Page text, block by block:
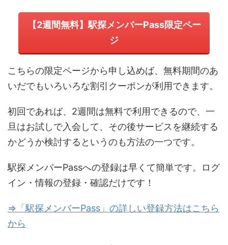
【2週間無料】駅探メンバーPass限定ペー
ジ
こちらの限定ページから申し込めば、無料期間のあ
いだでもいろいろな割引クーポンが利用できます。
初回であれば、2週間は無料で利用できるので、一
旦はお試しで入会して、その後サービスを継続する
かどうか検討するというのも方法の一つです。
駅探メンバーPassへの登録は早くて簡単です。ログ
イン・情報の登録・確認だけです！
⇒「駅探メンバーPass」の詳しい登録方法はこちら
から